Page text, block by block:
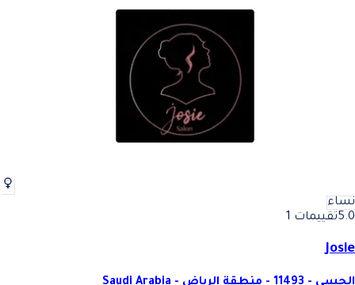
نساء
5.0تقييمات 1
Josie